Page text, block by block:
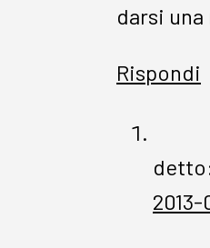
darsi
Rispondi
2013-